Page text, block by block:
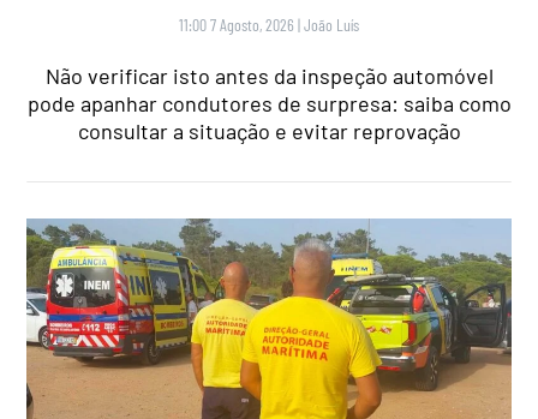
11:00 7 Agosto, 2026 |João Luís
Não verificar isto antes da inspeção automóvel
pode apanhar condutores de surpresa: saiba como
consultar a situação e evitar reprovação